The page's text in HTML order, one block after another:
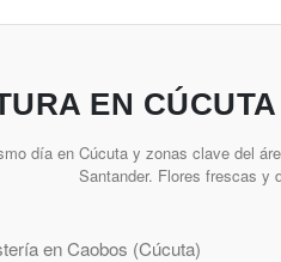
EN
día en Cúcuta y zonas clave del
Santander. Flores frescas y
en Caobos (Cúcuta)